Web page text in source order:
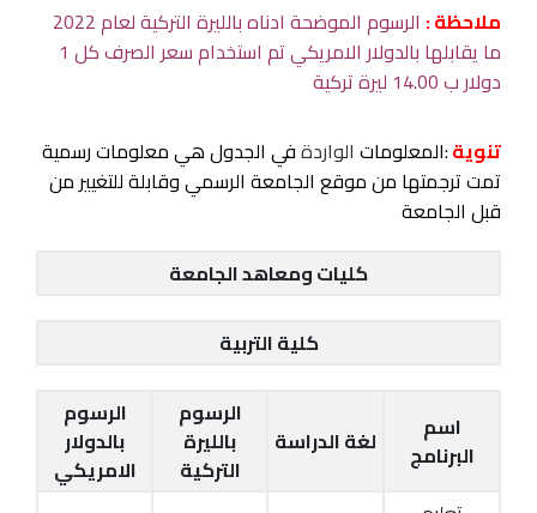
ملاحظة :
الرسوم الموضحة ادناه بالليرة التركية لعام 2022
ما يقابلها بالدولار الامريكي تم استخدام سعر الصرف كل 1
دولار ب 14.00 ليرة تركية
تنوية:المعلومات الواردةفي الجدول هي معلومات رسمية
تمت ترجمتها من موقع الجامعة الرسمي وقابلة للتغيير من
قبل الجامعة
كليات ومعاهد الجامعة
كلية التربية
اسم
البرنامج
لغة الدراسة
الرسوم
بالليرة
التركية
الرسوم
بالدولار
الامريكي